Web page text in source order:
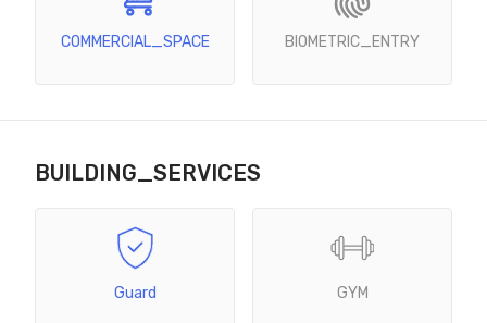
COMMERCIAL_SPACE BIOMETRIC_ENTRY
BUILDING_SERVICES
Guard GYM